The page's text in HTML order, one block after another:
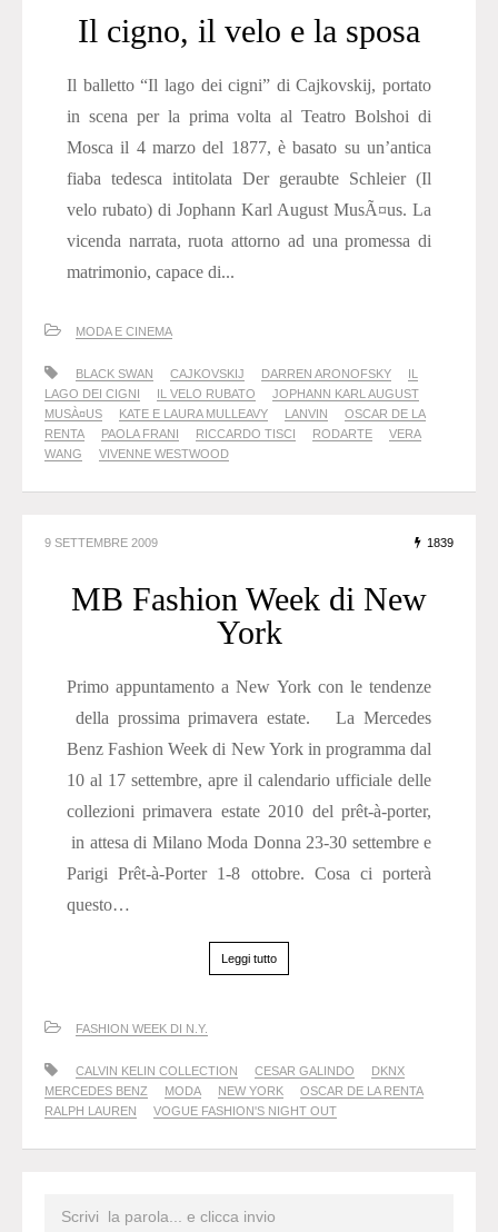
Il cigno, il velo e la sposa
Il balletto “Il lago dei cigni” di Cajkovskij, portato
in scena per la prima volta al Teatro Bolshoi di
Mosca il 4 marzo del 1877, è basato su un’antica
fiaba tedesca intitolata Der geraubte Schleier (Il
velo rubato) di Jophann Karl August MusÃ¤us. La
vicenda narrata, ruota attorno ad una promessa di
matrimonio, capace di...
MODA E CINEMA
BLACK SWAN CAJKOVSKIJ DARREN ARONOFSKY
IL
LAGO DEI CIGNI
IL VELO RUBATO
JOPHANN KARL AUGUST
MUSÀ¤US
KATE E LAURA MULLEAVY LANVIN
OSCAR DE LA
RENTA
PAOLA FRANI RICCARDO TISCI RODARTE
VERA
WANG
VIVENNE WESTWOOD
9 SETTEMBRE 2009 1839
MB Fashion Week di New
York
Primo appuntamento a New York con le tendenze
della prossima primavera estate. La Mercedes
Benz Fashion Week di New York in programma dal
10 al 17 settembre, apre il calendario ufficiale delle
collezioni primavera estate 2010 del prêt-à-porter,
in attesa di Milano Moda Donna 23-30 settembre e
Parigi Prêt-à-Porter 1-8 ottobre. Cosa ci porterà
questo…
Leggi tutto
FASHION WEEK DI N.Y.
CALVIN KELIN COLLECTION CESAR GALINDO
DKNX
MERCEDES BENZ
MODA NEW YORK
OSCAR DE LA RENTA
RALPH LAUREN
VOGUE FASHION'S NIGHT OUT